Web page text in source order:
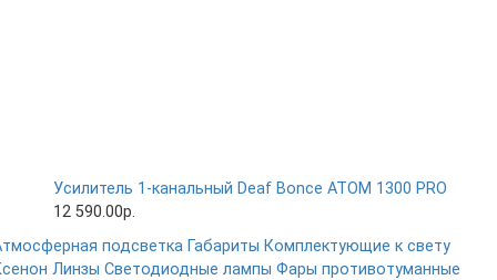
Усилитель 1-канальный Deaf Bonce ATOM 1300 PRO
12 590.00р.
подсветка Габариты Комплектующие к свету
Линзы Светодиодные лампы Фары противотуманные